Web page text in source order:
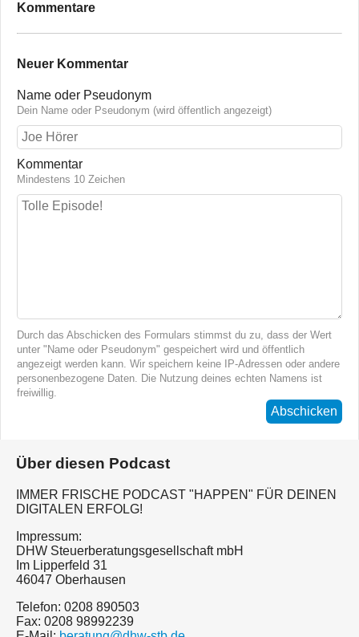
Kommentare
Neuer Kommentar
Name oder Pseudonym
Dein Name oder Pseudonym (wird öffentlich angezeigt)
Kommentar
Mindestens 10 Zeichen
Durch das Abschicken des Formulars stimmst du zu, dass der Wert
unter "Name oder Pseudonym" gespeichert wird und öffentlich
angezeigt werden kann. Wir speichern keine IP-Adressen oder andere
personenbezogene Daten. Die Nutzung deines echten Namens ist
freiwillig.
Abschicken
Über diesen Podcast
IMMER FRISCHE PODCAST "HAPPEN" FÜR DEINEN
DIGITALEN ERFOLG!
Impressum:
DHW Steuerberatungsgesellschaft mbH
Im Lipperfeld 31
46047 Oberhausen
Telefon: 0208 890503
Fax: 0208 98992239